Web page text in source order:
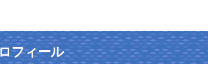
フィール